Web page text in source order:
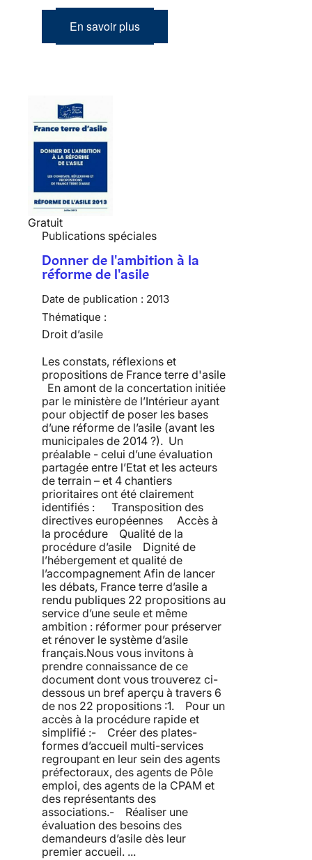
En savoir plus
Gratuit
Publications spéciales
Donner de l'ambition à la
réforme de l'asile
Date de publication : 2013
Thématique :
Droit d’asile
Les constats, réflexions et
propositions de France terre d'asile
En amont de la concertation initiée
par le ministère de l’Intérieur ayant
pour objectif de poser les bases
d’une réforme de l’asile (avant les
municipales de 2014 ?). Un
préalable - celui d’une évaluation
partagée entre l’Etat et les acteurs
de terrain – et 4 chantiers
prioritaires ont été clairement
identifiés : Transposition des
directives européennes Accès à
la procédure Qualité de la
procédure d’asile Dignité de
l’hébergement et qualité de
l’accompagnement Afin de lancer
les débats, France terre d’asile a
rendu publiques 22 propositions au
service d’une seule et même
ambition : réformer pour préserver
et rénover le système d’asile
français.Nous vous invitons à
prendre connaissance de ce
document dont vous trouverez ci-
dessous un bref aperçu à travers 6
de nos 22 propositions :1. Pour un
accès à la procédure rapide et
simplifié :- Créer des plates-
formes d’accueil multi-services
regroupant en leur sein des agents
préfectoraux, des agents de Pôle
emploi, des agents de la CPAM et
des représentants des
associations.- Réaliser une
évaluation des besoins des
demandeurs d’asile dès leur
premier accueil. ...